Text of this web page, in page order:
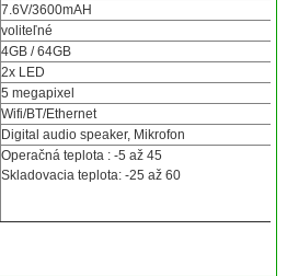
7.6V/3600mAH
voliteľné
4GB / 64GB
2x LED
5 megapixel
Wifi/BT/Ethernet
Digital audio speaker, Mikrofon
Operačná teplota : -5 až 45
Skladovacia teplota: -25 až 60